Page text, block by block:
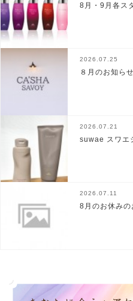
8月・9月各ス
2026.07.25
８月のお知ら
2026.07.21
suwae スワエ
2026.07.11
8月のお休み